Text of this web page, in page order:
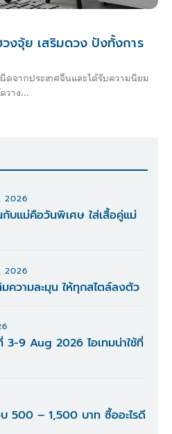
งจุ้ย เสริมดวง ปังทั้งการ
ดจากประเทศจีนและได้รับความนิยม
วาง...
2026
กับแม่คือวันพิเศษ ใส่เสื้อคู่แม่
2026
ความละมุน ให้ทุกสไตล์ลงตัว
3-9 Aug 2026 ไอเทมน่าใช้ที่
500 – 1,500 บาท ซื้ออะไรดี